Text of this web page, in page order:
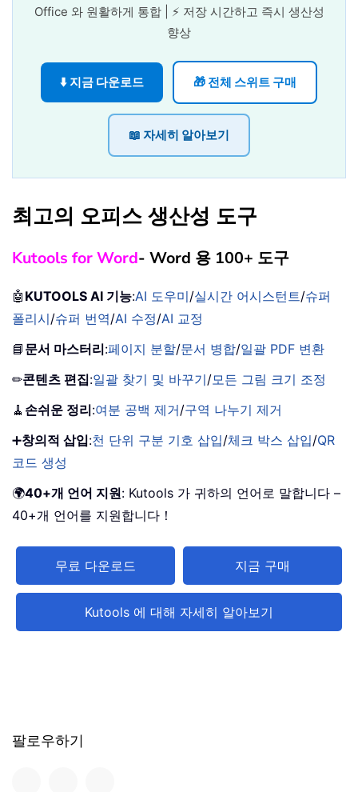
Office 와 원활하게 통합 | ⚡ 저장 시간하고 즉시 생산성
향상
⬇️ 지금 다운로드 🎁 전체 스위트 구매
📖 자세히 알아보기
최고의 오피스 생산성 도구
Kutools for Word- Word 용 100+ 도구
🤖 KUTOOLS AI 기능:AI 도우미/실시간 어시스턴트/슈퍼
폴리시/슈퍼 번역/AI 수정/AI 교정
📘 문서 마스터리:페이지 분할/문서 병합/일괄 PDF 변환
✏콘텐츠 편집:일괄 찾기 및 바꾸기/모든 그림 크기 조정
🧹 손쉬운 정리:여분 공백 제거/구역 나누기 제거
➕창의적 삽입:천 단위 구분 기호 삽입/체크 박스 삽입/QR
코드 생성
🌍40+개 언어 지원: Kutools 가 귀하의 언어로 말합니다 –
40+개 언어를 지원합니다！
무료 다운로드 지금 구매
Kutools 에 대해 자세히 알아보기
팔로우하기